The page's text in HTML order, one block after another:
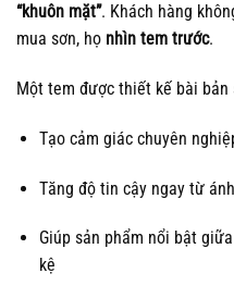
“khuôn mặt”. Khách hàng
mua sơn, họ nhìn tem trước.
Một tem được thiết kế bài bản
Tạo cảm giác chuyên
Tăng độ tin cậy ngay từ
Giúp sản phẩm nổi bật
kệ